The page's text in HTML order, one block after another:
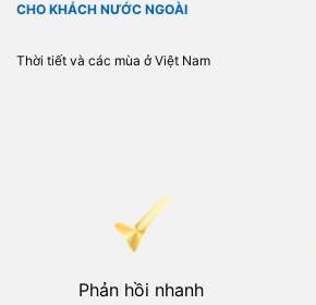
CHO KHÁCH NƯỚC NGOÀI
Thời tiết và các mùa ở Việt Nam
Phản hồi nhanh